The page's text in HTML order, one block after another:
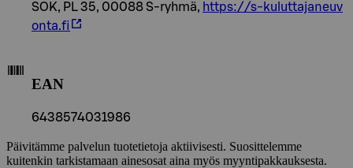
SOK, PL 35, 00088 S-ryhmä, https://s-kuluttajaneuv
onta.fi
EAN
6438574031986
Päivitämme palvelun tuotetietoja aktiivisesti. Suosittelemme
kuitenkin tarkistamaan ainesosat aina myös myyntipakkauksesta.